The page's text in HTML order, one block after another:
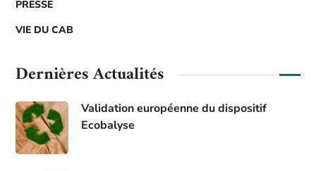
PRESSE
VIE DU CAB
Dernières Actualités
Validation européenne du dispositif
Ecobalyse